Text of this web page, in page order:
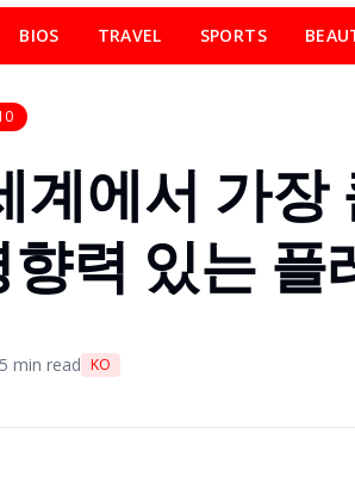
BIOS TRAVEL SPORTS
에서 가장
력 있는 플
5 min read KO